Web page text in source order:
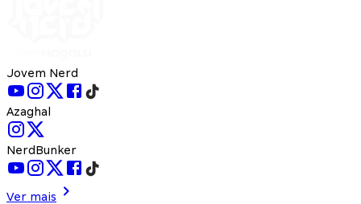
Jovem Nerd
Azaghal
NerdBunker
Ver mais